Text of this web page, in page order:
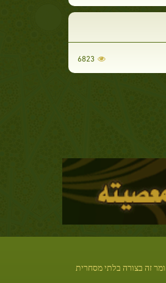
6823
זה בצורה בלתי מסחרית